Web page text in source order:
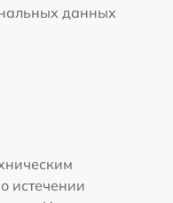
данных
истечении